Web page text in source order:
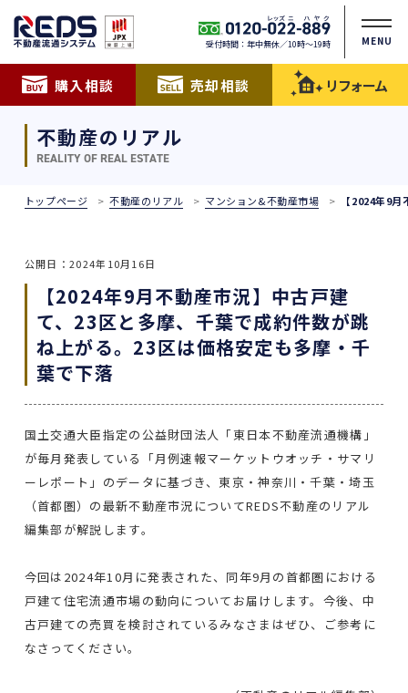
受付時間：年中無休／10時〜19時 MENU
購入相談 売却相談 リフォーム
不動産のリアル
REALITY OF REAL ESTATE
トップページ 不動産のリアル マンション&不動産市場 【2024年9
公開日：2024年10月16日
【2024年9月不動産市況】中古戸建
て、23区と多摩、千葉で成約件数が跳
ね上がる。23区は価格安定も多摩・千
葉で下落
国土交通大臣指定の公益財団法人「東日本不動産流通機構」
が毎月発表している「月例速報マーケットウオッチ・サマリ
ーレポート」のデータに基づき、東京・神奈川・千葉・埼玉
（首都圏）の最新不動産市況についてREDS不動産のリアル
編集部が解説します。
今回は2024年10月に発表された、同年9月の首都圏における
戸建て住宅流通市場の動向についてお届けします。今後、中
古戸建ての売買を検討されているみなさまはぜひ、ご参考に
なさってください。